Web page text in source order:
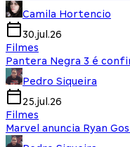
Camila Hortencio
30.jul.26
Filmes
Pantera Negra 3 é
Pedro Siqueira
25.jul.26
Filmes
Marvel anuncia Ryan